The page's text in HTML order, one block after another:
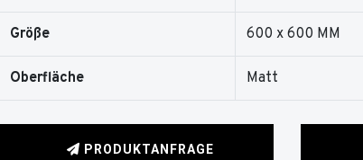
Größe 600 x 600 MM
Oberfläche Matt
PRODUKTANFRAGE